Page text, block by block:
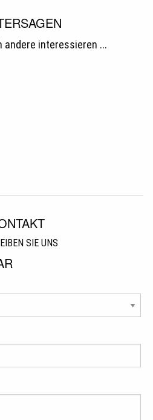
andere interessieren ...
SIE UNS